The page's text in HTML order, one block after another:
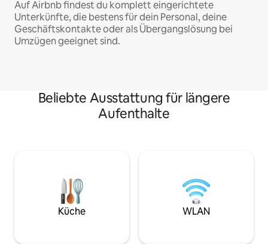
Auf Airbnb findest du komplett eingerichtete
Unterkünfte, die bestens für dein Personal, deine
Geschäftskontakte oder als Übergangslösung bei
Umzügen geeignet sind.
Beliebte Ausstattung für längere
Aufenthalte
Küche WLAN